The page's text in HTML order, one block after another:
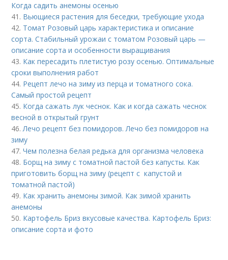
Когда садить анемоны осенью
41. Вьющиеся растения для беседки, требующие ухода
42. Томат Розовый царь характеристика и описание
сорта. Стабильный урожаи с томатом Розовый царь —
описание сорта и особенности выращивания
43. Как пересадить плетистую розу осенью. Оптимальные
сроки выполнения работ
44. Рецепт лечо на зиму из перца и томатного сока.
Самый простой рецепт
45. Когда сажать лук чеснок. Как и когда сажать чеснок
весной в открытый грунт
46.Лечо рецепт без помидоров. Лечо без помидоров на
зиму
47.Чем полезна белая редька для организма человека
48. Борщ на зиму с томатной пастой без капусты. Как
приготовить борщ на зиму (рецепт с капустой и
томатной пастой)
49. Как хранить анемоны зимой. Как зимой хранить
анемоны
50. Картофель Бриз вкусовые качества. Картофель Бриз:
описание сорта и фото